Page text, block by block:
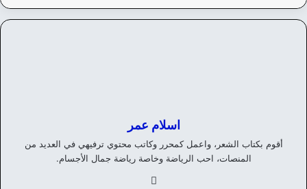
اسلام عمر
أقوم بكتاب الشعر، واعمل كمحرر وكاتب محتوي ترفيهي في العديد من
المنصات، احب الرياضة وخاصة رياضة جمال الأجسام.